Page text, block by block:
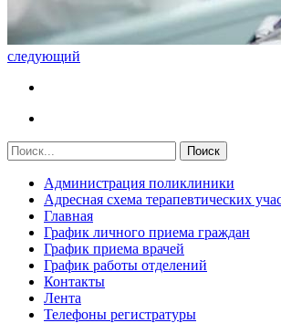
следующий
Администрация поликлиники
Адресная схема терапевтических
Главная
График личного приема граждан
График приема врачей
График работы отделений
Контакты
Лента
Телефоны регистратуры